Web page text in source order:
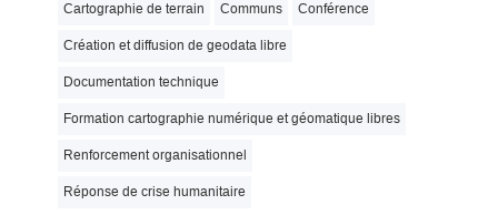
Cartographie de terrain Communs Conférence
Création et diffusion de geodata libre
Documentation technique
Formation cartographie numérique et géomatique libres
Renforcement organisationnel
Réponse de crise humanitaire